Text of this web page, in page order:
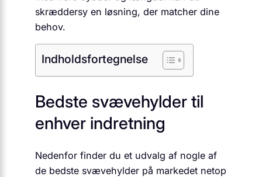
skræddersy en løsning, der matcher dine
behov.
Indholdsfortegnelse
Bedste svævehylder til
enhver indretning
Nedenfor finder du et udvalg af nogle af
de bedste svævehylder på markedet netop